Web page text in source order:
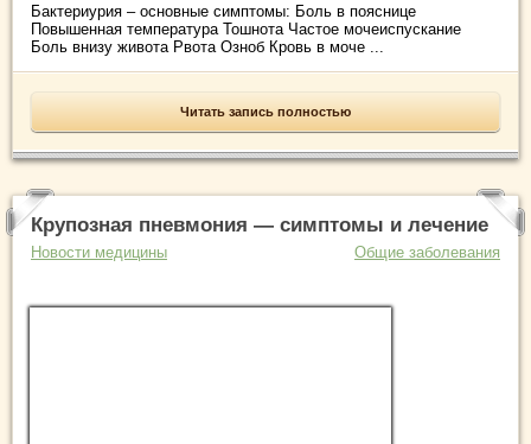
Бактериурия – основные симптомы: Боль в пояснице
Повышенная температура Тошнота Частое мочеиспускание
Боль внизу живота Рвота Озноб Кровь в моче ...
Читать запись полностью
Крупозная пневмония — симптомы и лечение
Новости медицины Общие заболевания